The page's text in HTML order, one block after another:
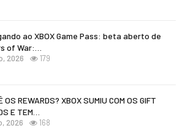
ao XBOX Game Pass: beta aberto de
of War:…
2026 179
OS REWARDS? XBOX SUMIU COM OS GIFT
E TEM…
2026 168